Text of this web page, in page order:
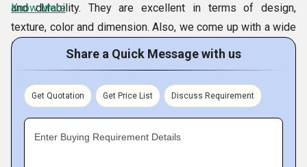
and durability. They are excellent in terms of design,
texture, color and dimension. Also, we come up with a wide
line of
Low Price Blanketwhich is beautiful and very
useful. We have a right combination of skilled workforce
and advanced technologies that helps us to meet the ever-
growing needs of our customers across the globe.
Company Details
Know More
Share a Quick Message with us
Get Quotation Get Price List Discuss Requirement
Enter Buying Requirement Details